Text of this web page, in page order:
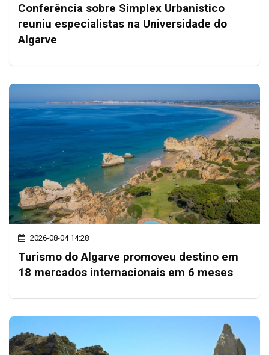
Conferência sobre Simplex Urbanístico
reuniu especialistas na Universidade do
Algarve
2026-08-04 14:28
Turismo do Algarve promoveu destino em
18 mercados internacionais em 6 meses